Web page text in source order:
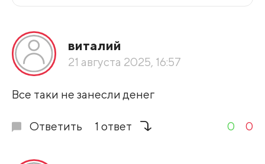
По рейтингу
виталий
21 августа 2025, 16:57
Все таки не занесли денег
Ответить 1 ответ 0 0